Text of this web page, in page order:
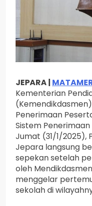
JEPARA |
Kementerian
Penerimaan
Sistem
Jumat (31/1/2025),
Jepara langsung
sepekan setelah
oleh
menggelar
sekolah di